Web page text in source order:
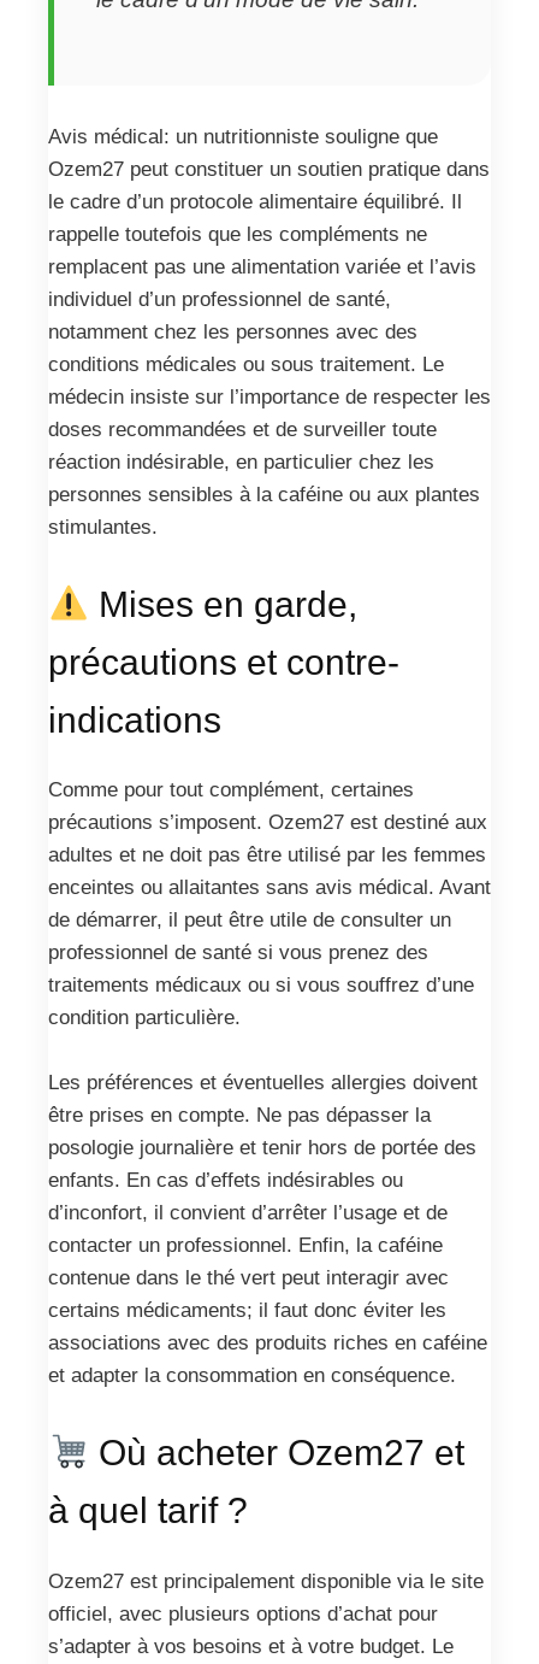
Avis médical: un nutritionniste souligne que
Ozem27 peut constituer un soutien pratique dans
le cadre d’un protocole alimentaire équilibré. Il
rappelle toutefois que les compléments ne
remplacent pas une alimentation variée et l’avis
individuel d’un professionnel de santé,
notamment chez les personnes avec des
conditions médicales ou sous traitement. Le
médecin insiste sur l’importance de respecter les
doses recommandées et de surveiller toute
réaction indésirable, en particulier chez les
personnes sensibles à la caféine ou aux plantes
stimulantes.
Mises en garde,
précautions et contre-
indications
Comme pour tout complément, certaines
précautions s’imposent. Ozem27 est destiné aux
adultes et ne doit pas être utilisé par les femmes
enceintes ou allaitantes sans avis médical. Avant
de démarrer, il peut être utile de consulter un
professionnel de santé si vous prenez des
traitements médicaux ou si vous souffrez d’une
condition particulière.
Les préférences et éventuelles allergies doivent
être prises en compte. Ne pas dépasser la
posologie journalière et tenir hors de portée des
enfants. En cas d’effets indésirables ou
d’inconfort, il convient d’arrêter l’usage et de
contacter un professionnel. Enfin, la caféine
contenue dans le thé vert peut interagir avec
certains médicaments; il faut donc éviter les
associations avec des produits riches en caféine
et adapter la consommation en conséquence.
Où acheter Ozem27 et
à quel tarif ?
Ozem27 est principalement disponible via le site
officiel, avec plusieurs options d’achat pour
s’adapter à vos besoins et à votre budget. Le